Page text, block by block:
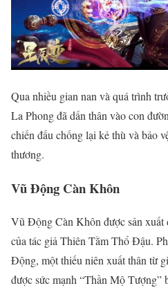
Qua nhiều gian nan và quá trình
La Phong đã dấn thân vào con
chiến đấu chống lại kẻ thù và bảo
thương.
Vũ Động Càn Khôn
Vũ Động Càn Khôn được sản xuất
của tác giả Thiên Tằm Thổ Đậu.
Động, một thiếu niên xuất thân từ
được sức mạnh “Thần Mộ Tượng”